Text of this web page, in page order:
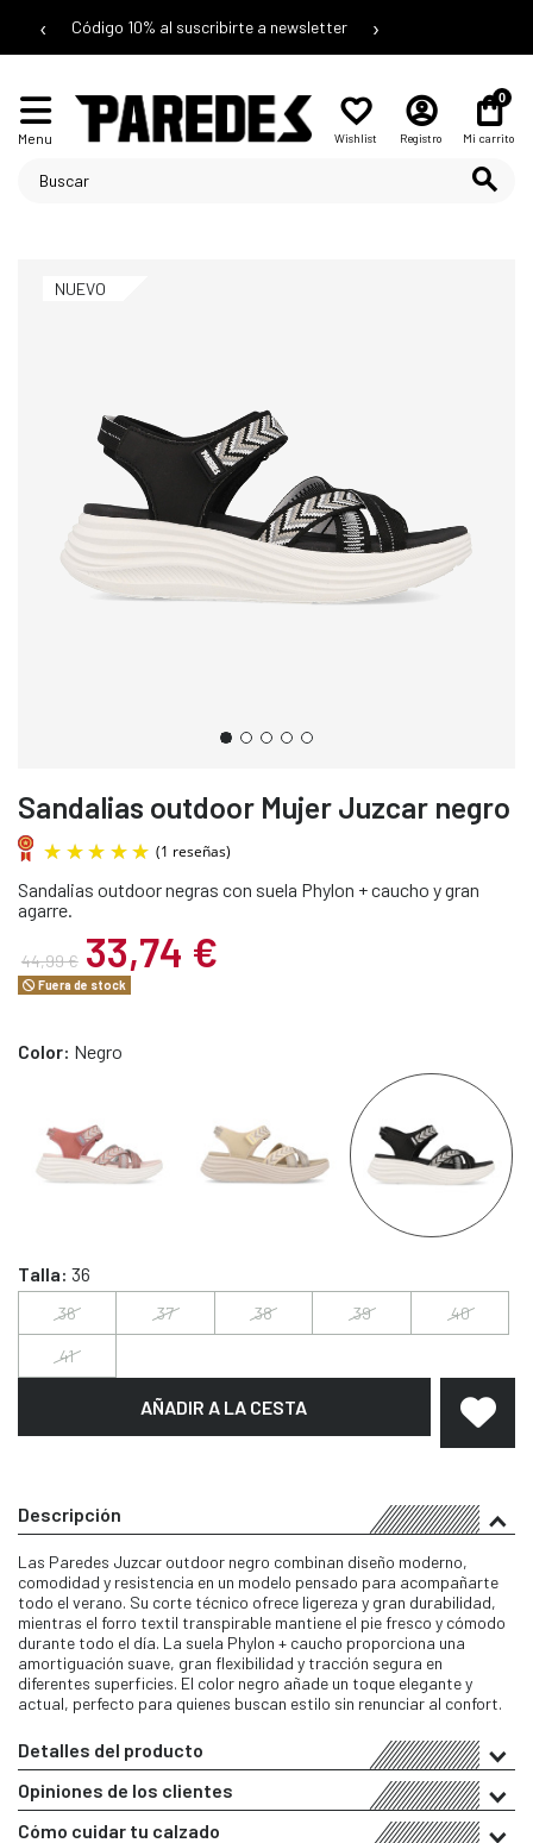
‹ Código 10% al suscribirte a newsletter ›
Menu Wishlist Registro
0
Mi carrito
NUEVO
Sandalias outdoor Mujer Juzcar negro
Sandalias outdoor negras con suela Phylon + caucho y gran
agarre.
44,99 € 33,74 €
Fuera de stock
Color: Negro
Talla: 36
36 37 38 39 40
41
AÑADIR A LA CESTA
Descripción
Las Paredes Juzcar outdoor negro combinan diseño moderno,
comodidad y resistencia en un modelo pensado para acompañarte
todo el verano. Su corte técnico ofrece ligereza y gran durabilidad,
mientras el forro textil transpirable mantiene el pie fresco y cómodo
durante todo el día. La suela Phylon + caucho proporciona una
amortiguación suave, gran flexibilidad y tracción segura en
diferentes superficies. El color negro añade un toque elegante y
actual, perfecto para quienes buscan estilo sin renunciar al confort.
Detalles del producto
Opiniones de los clientes
Cómo cuidar tu calzado